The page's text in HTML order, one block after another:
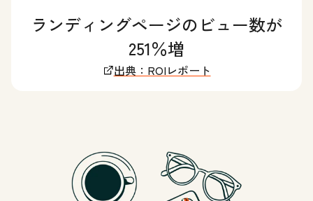
ランディングページのビュー数が
251％増
出典：ROIレポート